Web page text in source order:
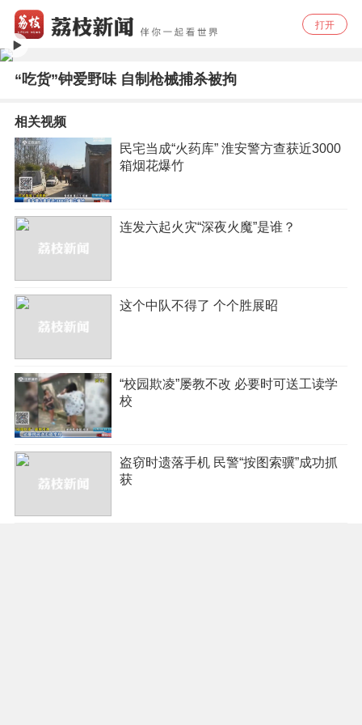
打开
“吃货”钟爱野味 自制枪械捕杀被拘
相关视频
民宅当成“火药库” 淮安警方查获近3000
箱烟花爆竹
连发六起火灾“深夜火魔”是谁？
这个中队不得了 个个胜展昭
“校园欺凌”屡教不改 必要时可送工读学
校
盗窃时遗落手机 民警“按图索骥”成功抓
获